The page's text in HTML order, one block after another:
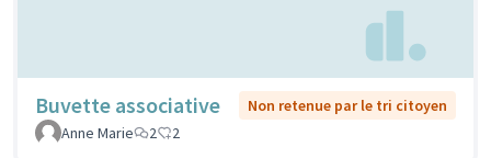
Buvette associative
Non retenue par le tri citoyen
Anne Marie
2 2